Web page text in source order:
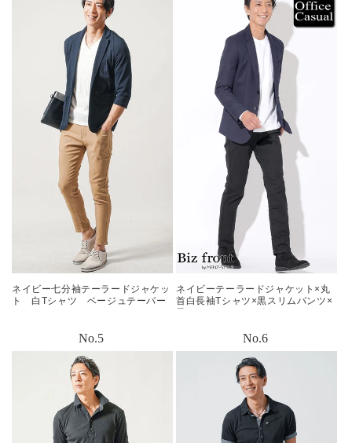
ネイビー七分袖テーラードジャケッ
ト 白Tシャツ ベージュテーパー
ネイビーテーラードジャケット×丸
首白長袖Tシャツ×黒スリムパンツ×